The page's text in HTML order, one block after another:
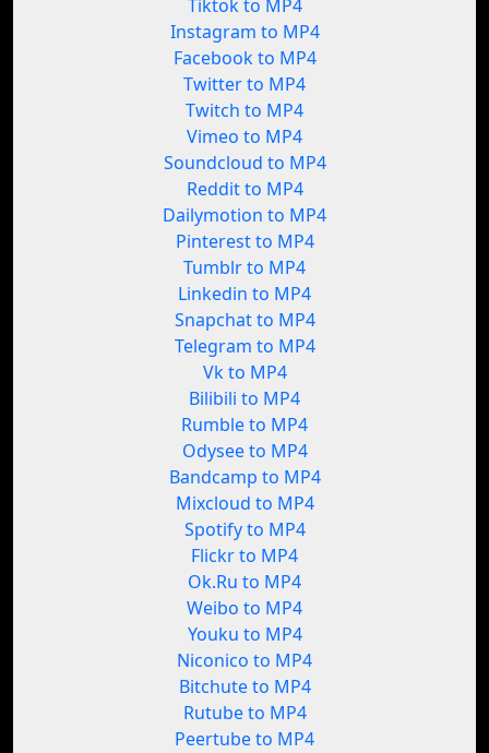
Tiktok to MP4
Instagram to MP4
Facebook to MP4
Twitter to MP4
Twitch to MP4
Vimeo to MP4
Soundcloud to MP4
Reddit to MP4
Dailymotion to MP4
Pinterest to MP4
Tumblr to MP4
Linkedin to MP4
Snapchat to MP4
Telegram to MP4
Vk to MP4
Bilibili to MP4
Rumble to MP4
Odysee to MP4
Bandcamp to MP4
Mixcloud to MP4
Spotify to MP4
Flickr to MP4
Ok.Ru to MP4
Weibo to MP4
Youku to MP4
Niconico to MP4
Bitchute to MP4
Rutube to MP4
Peertube to MP4